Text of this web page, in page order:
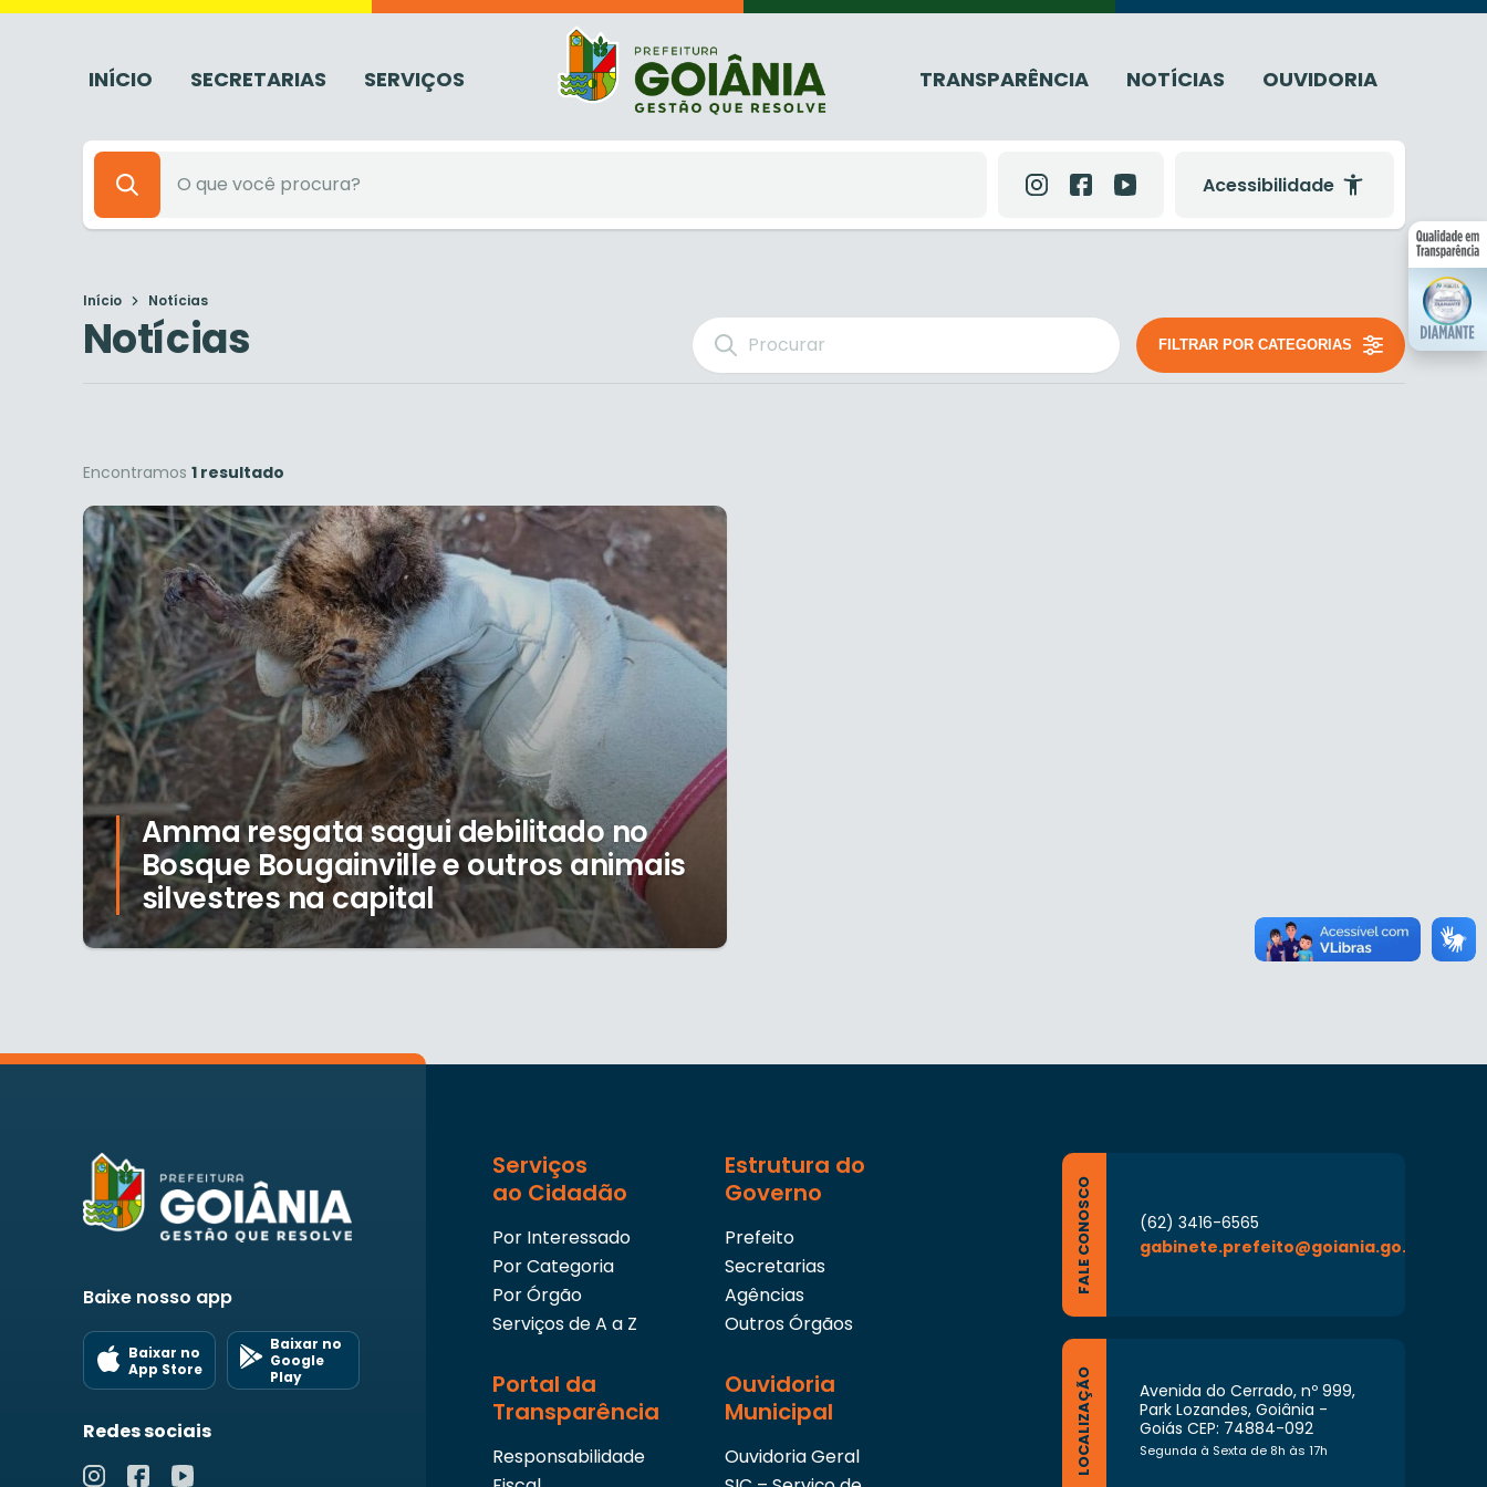
INÍCIO SECRETARIAS SERVIÇOS TRANSPARÊNCIA NOTÍCIAS OUVIDORIA
Acessibilidade
Início Notícias
Notícias FILTRAR POR CATEGORIAS
Encontramos 1 resultado
Amma resgata sagui debilitado no
Bosque Bougainville e outros animais
silvestres na capital
Baixe nosso app
Baixar no
App Store
Baixar no
Google
Play
Redes sociais
Serviços
ao Cidadão
Por Interessado
Por Categoria
Por Órgão
Serviços de A a Z
Estrutura do
Governo
Prefeito
Secretarias
Agências
Outros Órgãos
Portal da
Transparência
Responsabilidade
Ouvidoria
Municipal
Ouvidoria Geral
FALE CONOSCO
(62) 3416-6565
gabinete.prefeito@goiania.go.gov.br
LOCALIZAÇÃO
Avenida do Cerrado, nº 999,
Park Lozandes, Goiânia -
Goiás CEP: 74884-092
Segunda à Sexta de 8h às 17h